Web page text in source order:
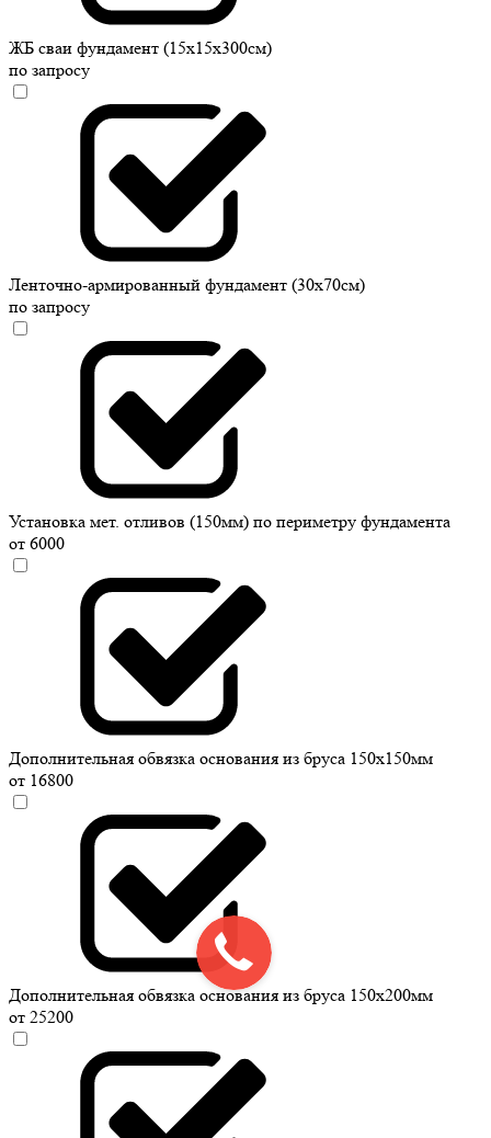
ЖБ сваи фундамент (15х15х300см)
по запросу
Ленточно-армированный фундамент (30х70см)
по запросу
Установка мет. отливов (150мм) по периметру фундамента
от 6000
Дополнительная обвязка основания из бруса 150х150мм
от 16800
Дополнительная обвязка основания из бруса 150х200мм
от 25200